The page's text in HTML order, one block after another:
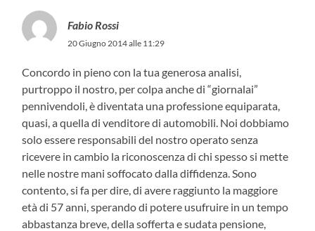
Fabio Rossi
20 Giugno 2014 alle 11:29
Concordo in pieno con la tua generosa analisi,
purtroppo il nostro, per colpa anche di “giornalai”
pennivendoli, è diventata una professione equiparata,
quasi, a quella di venditore di automobili. Noi dobbiamo
solo essere responsabili del nostro operato senza
ricevere in cambio la riconoscenza di chi spesso si mette
nelle nostre mani soffocato dalla diffidenza. Sono
contento, si fa per dire, di avere raggiunto la maggiore
età di 57 anni, sperando di potere usufruire in un tempo
abbastanza breve, della sofferta e sudata pensione,